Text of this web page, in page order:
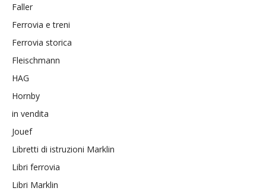
Faller
Ferrovia e treni
Ferrovia storica
Fleischmann
HAG
Hornby
in vendita
Jouef
Libretti di istruzioni Marklin
Libri ferrovia
Libri Marklin